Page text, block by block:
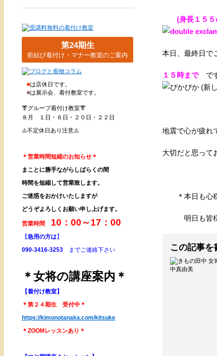
(身長１５５
本日、最終日で
１５時までです
地震で心が疲れ
大切だと思っ
＊本日も心穏
明日も皆様に
この記事を
第24期生
前結び着付け・マナー教室のご案内
■は店休日です。
■は展示会、着付教室です。
👘グループ着付け教室👘
８月 １日・６日・２０日・２２日
⚠️不定休日あり注意⚠️
＊営業時間短縮のお知らせ＊
まことに勝手ながらしばらくの間
時間を短縮して営業致します。
ご迷惑をおかけいたしますが
どうぞよろしくお願い申し上げます。
営業時間 10：00～17：00
【急用の方は】
090-3416-3253 までご連絡下さい
＊女将の講座案内＊
【着付け教室】
＊第２４期生 受付中＊
https://kimonotanaka.com/kitsuke
＊ZOOMレッスンあり＊